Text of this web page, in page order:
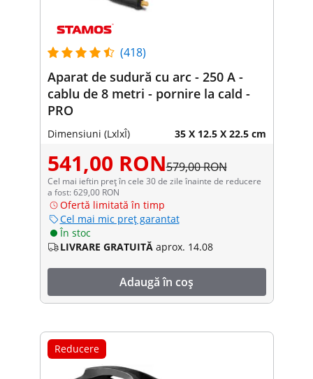
(418)
Aparat de sudură cu arc - 250 A -
cablu de 8 metri - pornire la cald -
PRO
Dimensiuni (LxlxÎ) 35 X 12.5 X 22.5 cm
541,00 RON579,00 RON
Cel mai ieftin preț în cele 30 de zile înainte de reducere
a fost: 629,00 RON
Ofertă limitată în timp
Cel mai mic preț garantat
În stoc
LIVRARE GRATUITĂ aprox. 14.08
Adaugă în coș
Reducere